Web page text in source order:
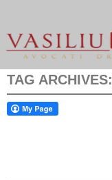
TAG ARCHIVES: